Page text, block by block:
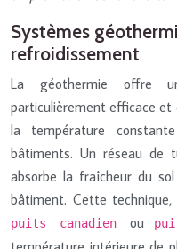
Systèmes
refroidissement
La géothermie offre
particulièrement efficace et
la température
bâtiments. Un réseau de
absorbe la fraîcheur du
bâtiment. Cette
puits canadien ou